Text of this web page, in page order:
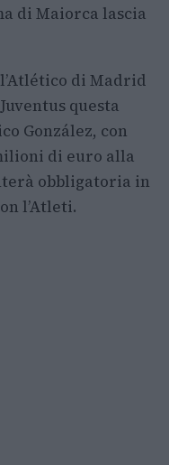
di Maiorca lascia
di Madrid
questa
González, con
di euro alla
obbligatoria in
l’Atleti.